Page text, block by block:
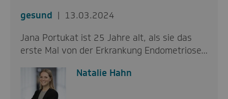
gesund
13.03.2024
Jana Portukat ist 25 Jahre alt, als sie das
erste Mal von der Erkrankung Endometriose…
Natalie Hahn